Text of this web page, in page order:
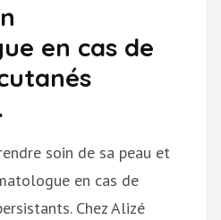
en cas de
soin de sa peau et
en cas de
Chez Alizé